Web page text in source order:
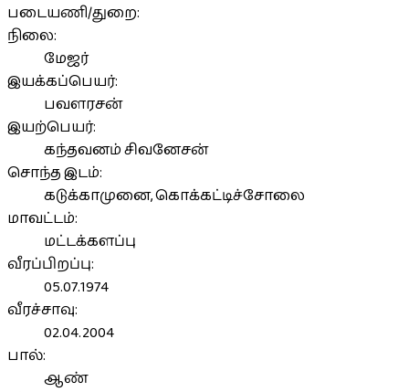
படையணி/துறை:
நிலை:
மேஜர்
இயக்கப்பெயர்:
பவளரசன்
இயற்பெயர்:
கந்தவனம் சிவனேசன்
சொந்த இடம்:
கடுக்காமுனை, கொக்கட்டிச்சோலை
மாவட்டம்:
மட்டக்களப்பு
வீரப்பிறப்பு:
05.07.1974
வீரச்சாவு:
02.04.2004
பால்:
ஆண்